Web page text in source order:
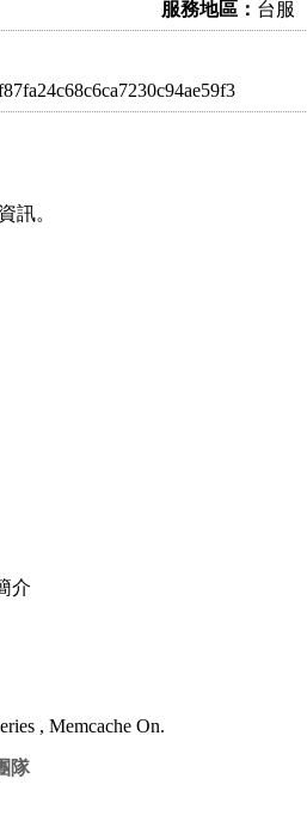
服務地區： 台服
訊。
介
, Memcache On.
隊